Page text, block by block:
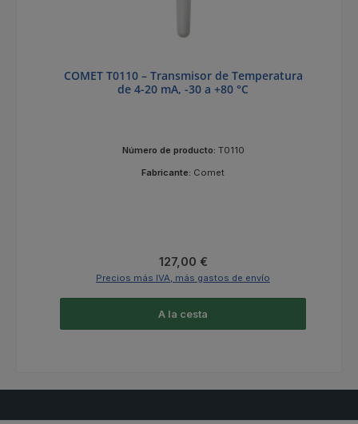
COMET T0110 – Transmisor de Temperatura
de 4-20 mA, -30 a +80 °C
Número de producto: T0110
Fabricante: Comet
Precio normal:
127,00 €
Precios más IVA, más gastos de envío
A la cesta